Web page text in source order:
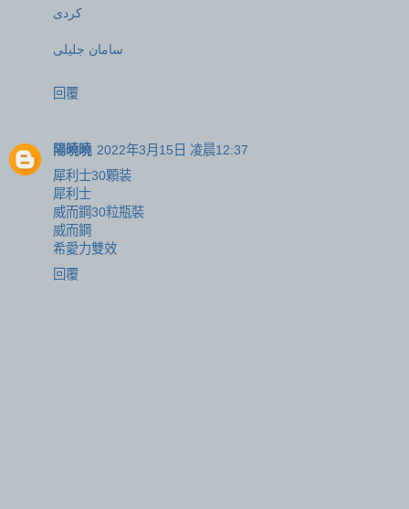
کردی
سامان جلیلی
回覆
陽曉曉 2022年3月15日 凌晨12:37
犀利士30顆装
犀利士
威而鋼30粒瓶裝
威而鋼
希愛力雙效
回覆